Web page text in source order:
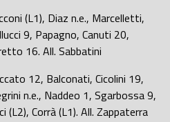
(L1), Diaz n.e., Marcelletti,
9, Papagno, Canuti 20,
16. All. Sabbatini
12, Balconati, Cicolini 19,
n.e., Naddeo 1, Sgarbossa 9,
(L2), Corrà (L1). All. Zappaterra